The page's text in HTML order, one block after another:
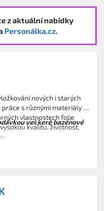
z aktuální nabídky
Personálka.cz.
nových i starých
s různými materiály a
vlastnostech folie
kvalitu, životnost,
veškeré bazénové